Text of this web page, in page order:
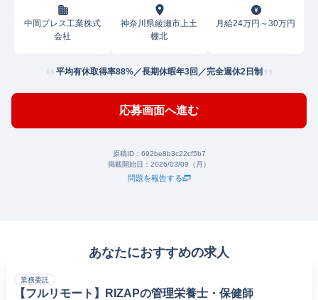
中岡プレス工業株式
会社
神奈川県綾瀬市上土
棚北
月給24万円～30万円
平均有休取得率88%／長期休暇年3回／完全週休2日制
応募画面へ進む
原稿ID： 692be8b3c22cf5b7
掲載開始日： 2026/03/09（月）
問題を報告する
あなたにおすすめの求人
業務委託
【フルリモート】RIZAPの管理栄養士・保健師